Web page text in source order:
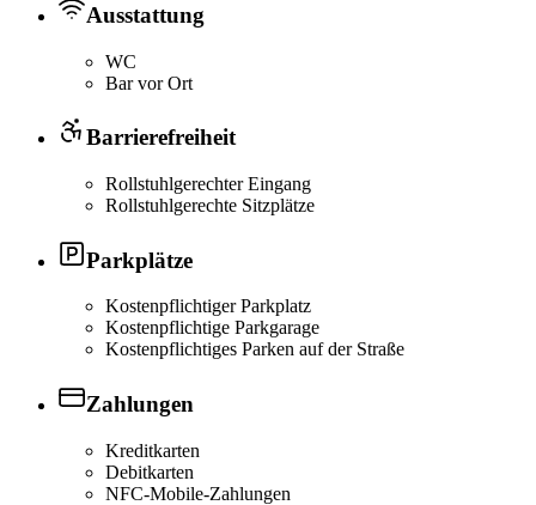
Ausstattung
WC
Bar vor Ort
Barrierefreiheit
Rollstuhlgerechter Eingang
Rollstuhlgerechte Sitzplätze
Parkplätze
Kostenpflichtiger Parkplatz
Kostenpflichtige Parkgarage
Kostenpflichtiges Parken auf der Straße
Zahlungen
Kreditkarten
Debitkarten
NFC-Mobile-Zahlungen